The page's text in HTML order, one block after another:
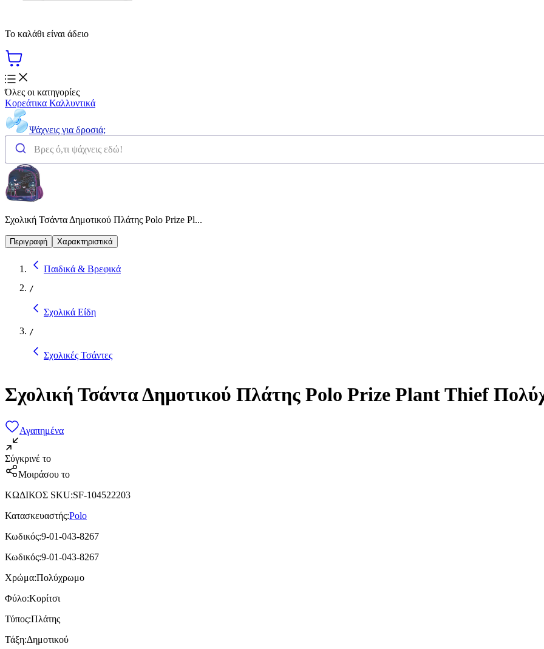
Το καλάθι είναι άδειο
Όλες οι κατηγορίες
Κορεάτικα Καλλυντικά
Ψάχνεις για δροσιά;
Σχολική Τσάντα Δημοτικού Πλάτης Polo Prize Pl...
Περιγραφή Χαρακτηριστικά
Παιδικά & Βρεφικά
/
Σχολικά Είδη
/
Σχολικές Τσάντες
Σχολική Τσάντα Δημοτικού Πλάτης Polo Prize Plant Thief
Αγαπημένα
Σύγκρινέ το
Μοιράσου το
ΚΩΔΙΚΟΣ SKU:SF-104522203
Κατασκευαστής:Polo
Κωδικός:9-01-043-8267
Κωδικός:9-01-043-8267
Χρώμα:Πολύχρωμο
Φύλο:Κορίτσι
Τύπος:Πλάτης
Τάξη:Δημοτικού